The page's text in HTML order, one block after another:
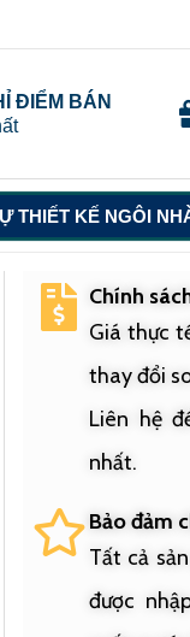
ĐIỂM BÁN
THIẾT KẾ NGÔI
Chính
Giá thực
thay đổi
Liên hệ
nhất.
Bảo đảm
Tất cả
được